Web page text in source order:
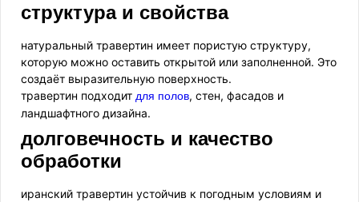
структура и свойства
натуральный травертин имеет пористую структуру,
которую можно оставить открытой или заполненной. Это
создаёт выразительную поверхность.
травертин подходит для полов, стен, фасадов и
ландшафтного дизайна.
долговечность и качество
обработки
иранский травертин устойчив к погодным условиям и